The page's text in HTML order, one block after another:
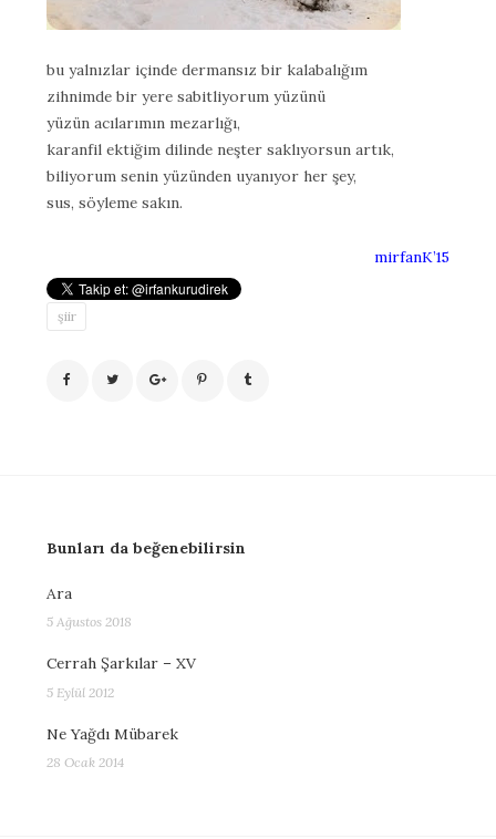
bu yalnızlar içinde dermansız bir kalabalığım
zihnimde bir yere sabitliyorum yüzünü
yüzün acılarımın mezarlığı,
karanfil ektiğim dilinde neşter saklıyorsun artık,
biliyorum senin yüzünden uyanıyor her şey,
sus, söyleme sakın.
mirfanK’15
şiir
Bunları da beğenebilirsin
Ara
5 Ağustos 2018
Cerrah Şarkılar – XV
5 Eylül 2012
Ne Yağdı Mübarek
28 Ocak 2014